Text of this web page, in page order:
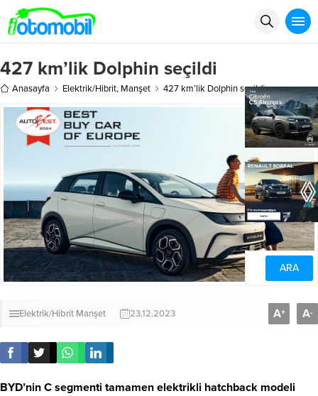
427 km’lik Dolphin seçildi
Anasayfa Elektrik/Hibrit, Manşet 427 km’lik Dolphin seçildi
Elektrik/Hibrit Manşet 23.12.2023 A+ A-
BYD’nin C segmenti tamamen elektrikli hatchback modeli